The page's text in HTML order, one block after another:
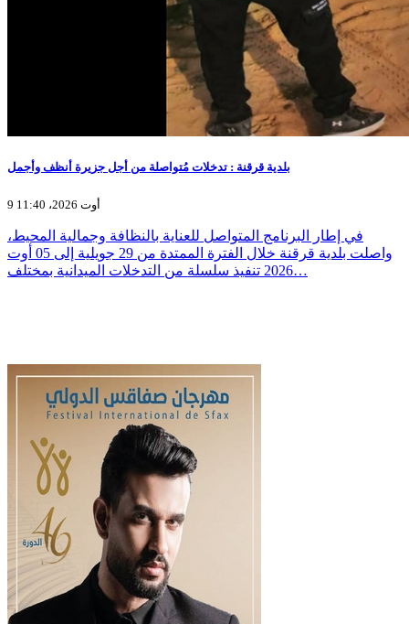
بلدية قرقنة : تدخلات مُتواصلة من أجل جزيرة أنظف وأجمل
9 أوت 2026، 11:40
في إطار البرنامج المتواصل للعناية بالنظافة وجمالية المحيط،
واصلت بلدية قرقنة خلال الفترة الممتدة من 29 جويلية إلى 05 أوت
2026 تنفيذ سلسلة من التدخلات الميدانية بمختلف…